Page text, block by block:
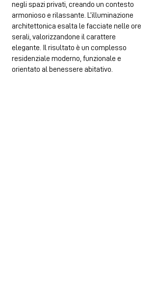
negli spazi privati, creando un contesto
armonioso e rilassante. L’illuminazione
architettonica esalta le facciate nelle ore
serali, valorizzandone il carattere
elegante. Il risultato è un complesso
residenziale moderno, funzionale e
orientato al benessere abitativo.